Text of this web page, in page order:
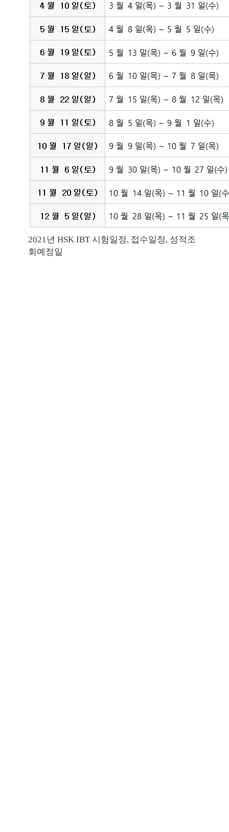
2021년 HSK IBT 시험일정, 접수일정, 성적조
회예정일